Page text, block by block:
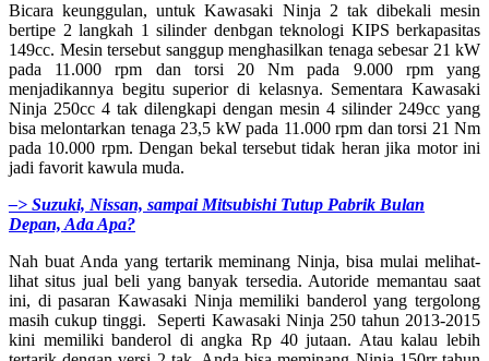
Bicara keunggulan, untuk Kawasaki Ninja 2 tak dibekali mesin
bertipe 2 langkah 1 silinder denbgan teknologi KIPS berkapasitas
149cc. Mesin tersebut sanggup menghasilkan tenaga sebesar 21 kW
pada 11.000 rpm dan torsi 20 Nm pada 9.000 rpm yang
menjadikannya begitu superior di kelasnya. Sementara Kawasaki
Ninja 250cc 4 tak dilengkapi dengan mesin 4 silinder 249cc yang
bisa melontarkan tenaga 23,5 kW pada 11.000 rpm dan torsi 21 Nm
pada 10.000 rpm. Dengan bekal tersebut tidak heran jika motor ini
jadi favorit kawula muda.
–> Suzuki, Nissan, sampai Mitsubishi Tutup Pabrik Bulan
Depan, Ada Apa?
Nah buat Anda yang tertarik meminang Ninja, bisa mulai melihat-
lihat situs jual beli yang banyak tersedia. Autoride memantau saat
ini, di pasaran Kawasaki Ninja memiliki banderol yang tergolong
masih cukup tinggi. Seperti Kawasaki Ninja 250 tahun 2013-2015
kini memiliki banderol di angka Rp 40 jutaan. Atau kalau lebih